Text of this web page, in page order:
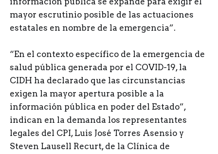
mayor escrutinio posible de las actuaciones
estatales en nombre de la emergencia”.
“En el contexto específico de la emergencia de
salud pública generada por el COVID-19, la
CIDH ha declarado que las circunstancias
exigen la mayor apertura posible a la
información pública en poder del Estado”,
indican en la demanda los representantes
legales del CPI, Luis José Torres Asensio y
Steven Lausell Recurt, de la Clínica de